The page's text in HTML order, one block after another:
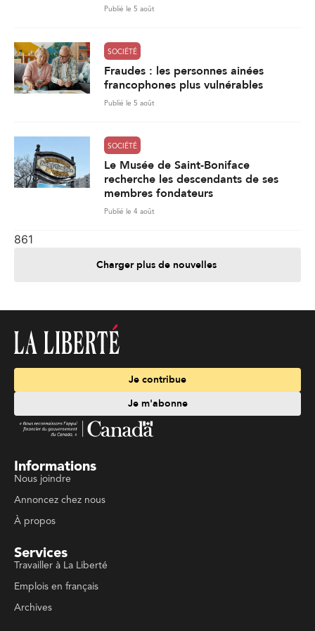
Publié le 5 août
SOCIÉTÉ
Fraudes : les personnes ainées
francophones plus vulnérables
Publié le 5 août
SOCIÉTÉ
Le Musée de Saint-Boniface
recherche les descendants de ses
membres fondateurs
Publié le 4 août
861
Charger plus de nouvelles
Je contribue
Je m'abonne
Informations
Nous joindre
Annoncez chez nous
À propos
Services
Travailler à La Liberté
Emplois en français
Archives